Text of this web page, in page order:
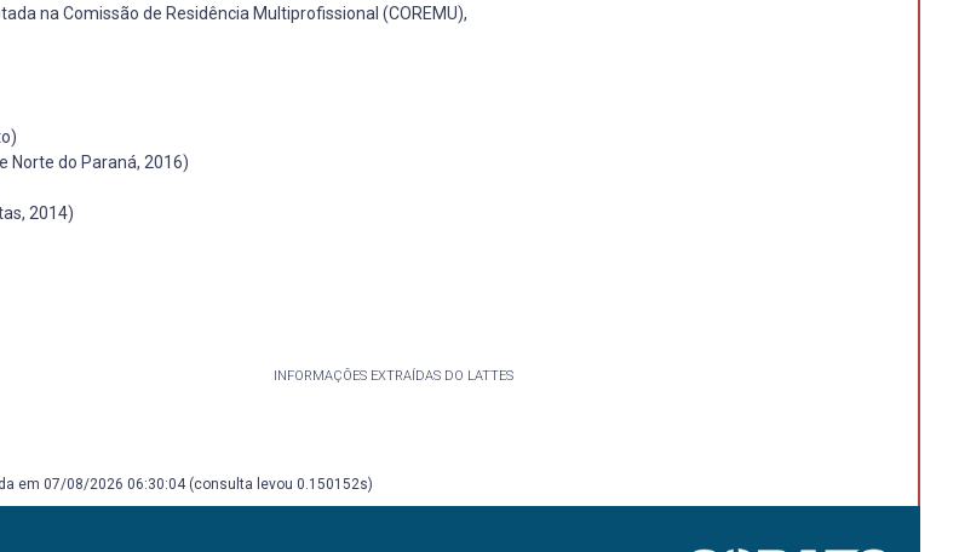
na Comissão de Residência Multiprofissional (COREMU),
Norte do Paraná, 2016)
2014)
INFORMAÇÕES EXTRAÍDAS DO LATTES
em 07/08/2026 06:30:04 (consulta levou 0.150152s)